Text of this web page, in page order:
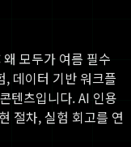
모두가 여름 필수
, 데이터 기반 워크플
텐츠입니다. AI 인용
절차, 실험 회고를 연